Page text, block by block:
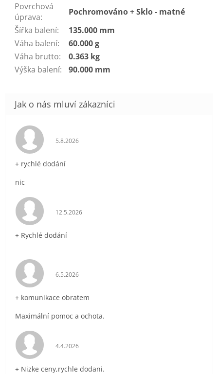
Povrchová
úprava:
Pochromováno + Sklo - matné
Šířka balení:
135.000 mm
Váha balení:
60.000 g
Váha brutto:
0.363 kg
Výška balení: 90.000 mm
Hodnocení obchodu je 5 z 5 hvězdiček.
5.8.2026
+ rychlé dodání
nic
Hodnocení obchodu je 5 z 5 hvězdiček.
12.5.2026
+ Rychlé dodání
Hodnocení obchodu je 5 z 5 hvězdiček.
6.5.2026
+ komunikace obratem
Maximální pomoc a ochota.
Hodnocení obchodu je 5 z 5 hvězdiček.
4.4.2026
+ Nizke ceny,rychle dodani.